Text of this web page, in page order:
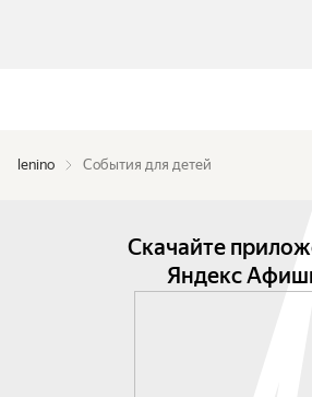
lenino События для детей
Скачайте
Яндекс